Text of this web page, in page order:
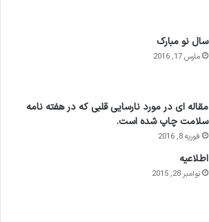
سال نو مبارک
مارس 17, 2016
مقاله ای در مورد نارسایی قلبی که در هفته نامه
سلامت چاپ شده است.
فوریه 8, 2016
اطلاعيه
نوامبر 28, 2015